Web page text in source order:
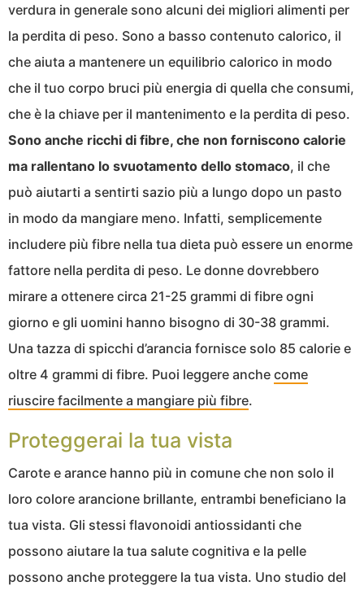
verdura in generale sono alcuni dei migliori alimenti per
la perdita di peso. Sono a basso contenuto calorico, il
che aiuta a mantenere un equilibrio calorico in modo
che il tuo corpo bruci più energia di quella che consumi,
che è la chiave per il mantenimento e la perdita di peso.
Sono anche ricchi di fibre, che non forniscono calorie
ma rallentano lo svuotamento dello stomaco, il che
può aiutarti a sentirti sazio più a lungo dopo un pasto
in modo da mangiare meno. Infatti, semplicemente
includere più fibre nella tua dieta può essere un enorme
fattore nella perdita di peso. Le donne dovrebbero
mirare a ottenere circa 21-25 grammi di fibre ogni
giorno e gli uomini hanno bisogno di 30-38 grammi.
Una tazza di spicchi d’arancia fornisce solo 85 calorie e
oltre 4 grammi di fibre. Puoi leggere anche come
riuscire facilmente a mangiare più fibre.
Proteggerai la tua vista
Carote e arance hanno più in comune che non solo il
loro colore arancione brillante, entrambi beneficiano la
tua vista. Gli stessi flavonoidi antiossidanti che
possono aiutare la tua salute cognitiva e la pelle
possono anche proteggere la tua vista. Uno studio del